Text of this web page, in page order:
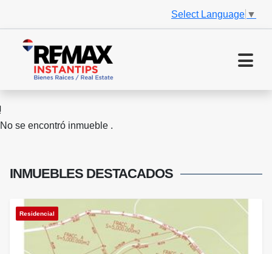
Select Language ▼
No se encontró inmueble .
INMUEBLES DESTACADOS
Residencial